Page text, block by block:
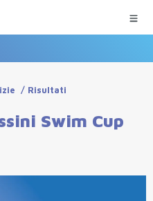
/ Risultati
Swim Cup